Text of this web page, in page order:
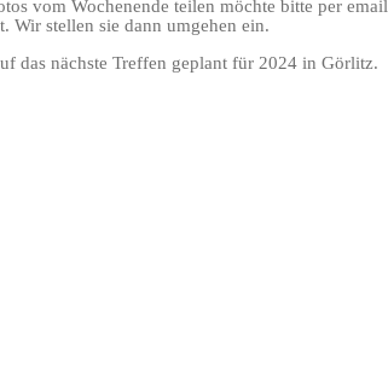
vom Wochenende teilen möchte bitte per email
Wir stellen sie dann umgehen ein.
das nächste Treffen geplant für 2024 in Görlitz.